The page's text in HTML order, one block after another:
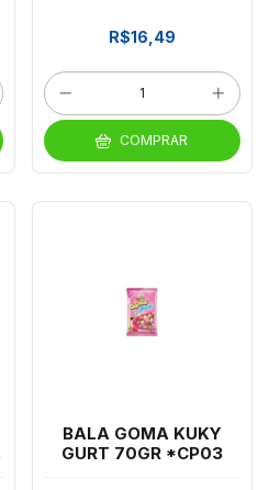
R$16,49
COMPRAR
BALA GOMA KUKY
GURT 70GR *CP03